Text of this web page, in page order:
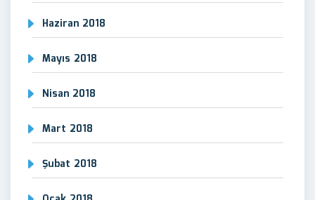
Haziran 2018
Mayıs 2018
Nisan 2018
Mart 2018
Şubat 2018